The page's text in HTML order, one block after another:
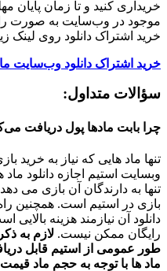
خریداری کنید و تا زمان پایان
موجود در وب‌سایت به صورت
خرید اشتراک دانلود روی لینک
خرید اشتراک دانلود وب‌سایت
سؤالات متداول:
چرا بابت مادها پول دریافت
تنها ماد هایی که نیاز به خرید
وبسایت استیم اجازه دانلود
تنها به دارندگان آن بازی می
بازی در استیم است. همچنین
دانلود آن نیازمند هزینه
رایگان ممکن نیست. لازم به
طور عمومی از استیم قابل
ماد ها با توجه به حجم ماد